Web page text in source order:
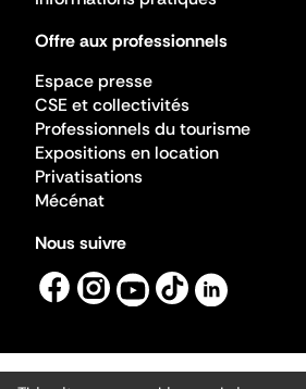
Offre aux professionnels
Espace presse
CSE et collectivités
Professionnels du tourisme
Expositions en location
Privatisations
Mécénat
Nous suivre